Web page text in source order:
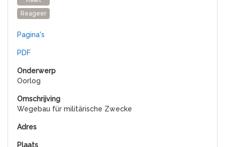
Reageer
Pagina's
PDF
Oorlog
Wegebau für militärische Zwecke